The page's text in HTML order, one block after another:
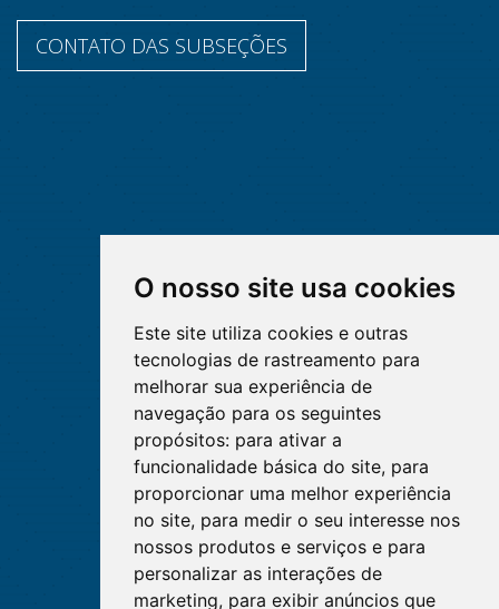
O nosso site usa cookies
Este site utiliza cookies e outras
tecnologias de rastreamento para
melhorar sua experiência de
navegação para os seguintes
propósitos: para ativar a
funcionalidade básica do site, para
proporcionar uma melhor experiência
no site, para medir o seu interesse nos
nossos produtos e serviços e para
personalizar as interações de
marketing, para exibir anúncios que
CONTATO DAS SUBSEÇÕES